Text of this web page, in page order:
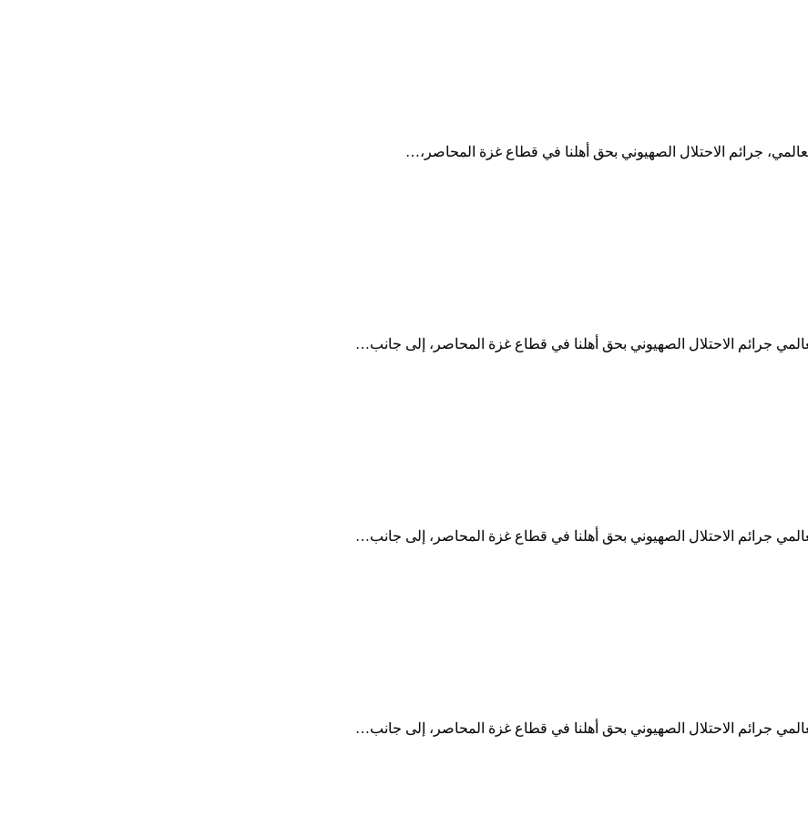
جرائم الاحتلال الصهيوني بحق أهلنا في قطاع غزة المحاصر،…
جرائم الاحتلال الصهيوني بحق أهلنا في قطاع غزة المحاصر، إلى جانب…
جرائم الاحتلال الصهيوني بحق أهلنا في قطاع غزة المحاصر، إلى جانب…
جرائم الاحتلال الصهيوني بحق أهلنا في قطاع غزة المحاصر، إلى جانب…